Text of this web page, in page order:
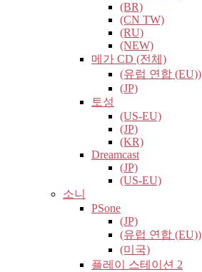
(BR)
(CN TW)
(RU)
(NEW)
메가 CD (전체)
(유럽​​ 연합 (EU))
(JP)
토성
(US-EU)
(JP)
(KR)
Dreamcast
(JP)
(US-EU)
소니
PSone
(JP)
(유럽​​ 연합 (EU))
(미국)
플레이 스테이션 2